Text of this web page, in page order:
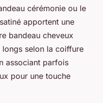
cérémonie ou le
apportent une
bandeau cheveux
selon la coiffure
associant parfois
pour une touche